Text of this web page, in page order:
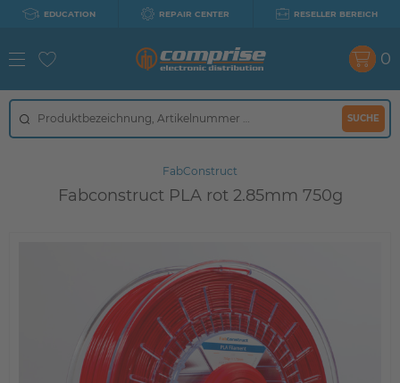
EDUCATION REPAIR CENTER RESELLER BEREICH
SUCHE
0
FabConstruct
Fabconstruct PLA rot 2.85mm 750g